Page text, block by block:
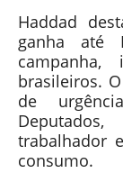
Haddad
ganha até
brasileiros.
de
trabalhador
consumo.